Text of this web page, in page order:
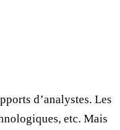
d’analystes. Les
etc. Mais